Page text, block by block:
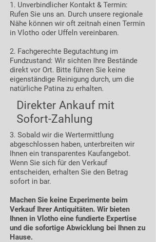
1. Unverbindlicher Kontakt & Termin:
Rufen Sie uns an. Durch unsere regionale
Nähe können wir oft zeitnah einen Termin
in Vlotho oder Uffeln vereinbaren.
2. Fachgerechte Begutachtung im
Fundzustand: Wir sichten Ihre Bestände
direkt vor Ort. Bitte führen Sie keine
eigenständige Reinigung durch, um die
natürliche Patina zu erhalten.
Direkter Ankauf mit
Sofort-Zahlung
3. Sobald wir die Wertermittlung
abgeschlossen haben, unterbreiten wir
Ihnen ein transparentes Kaufangebot.
Wenn Sie sich für den Verkauf
entscheiden, erhalten Sie den Betrag
sofort in bar.
Machen Sie keine Experimente beim
Verkauf Ihrer Antiquitäten. Wir bieten
Ihnen in Vlotho eine fundierte Expertise
und die sofortige Abwicklung bei Ihnen zu
Hause.